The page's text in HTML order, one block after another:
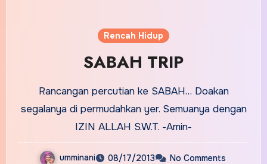
Rencah Hidup
SABAH TRIP
Rancangan percutian ke SABAH… Doakan
segalanya di permudahkan yer. Semuanya dengan
IZIN ALLAH S.W.T. -Amin-
umminani 08/17/2013 No Comments